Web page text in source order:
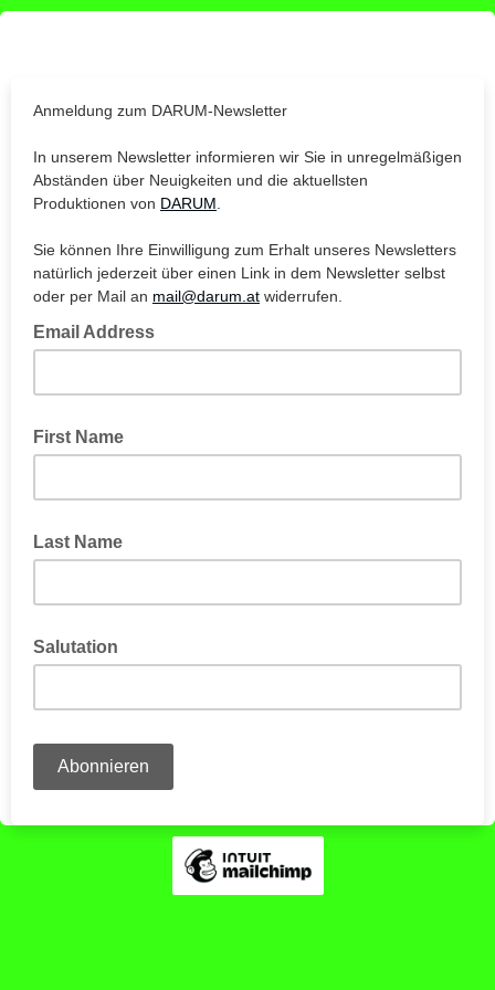
Anmeldung zum DARUM-Newsletter
In unserem Newsletter informieren wir Sie in unregelmäßigen
Abständen über Neuigkeiten und die aktuellsten
Produktionen von DARUM
Sie können Ihre Einwilligung zum Erhalt unseres Newsletters
natürlich jederzeit über einen Link in dem Newsletter selbst
oder per Mail an mail@darum.at widerrufen.
Email Address
First Name
Last Name
Salutation